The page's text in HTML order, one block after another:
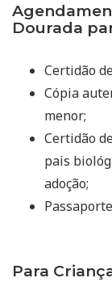
Dourada
Certidão
Cópia
menor;
Certidão
pais
adoção;
Para